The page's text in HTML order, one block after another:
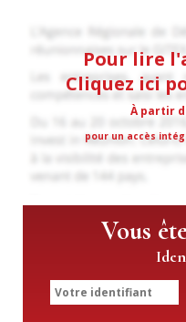
Pour lire
Cliquez ici
À partir
pour un accès
Vous